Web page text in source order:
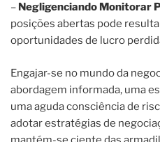
– Negligenciando Monitorar
posições abertas pode
oportunidades de lucro
Engajar-se no mundo da
abordagem informada, uma
uma aguda consciência de
adotar estratégias de